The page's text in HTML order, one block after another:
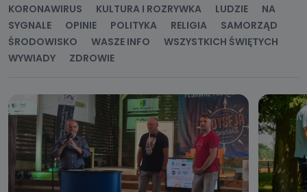
KORONAWIRUS
KULTURA I ROZRYWKA LUDZIE
NA
SYGNALE
OPINIE POLITYKA RELIGIA
SAMORZĄD
ŚRODOWISKO
WASZE INFO
WSZYSTKICH ŚWIĘTYCH
WYWIADY
ZDROWIE